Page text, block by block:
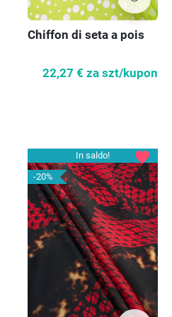
Chiffon di seta a pois
22,27 € za szt/kupon
In saldo!
-20%
favorite